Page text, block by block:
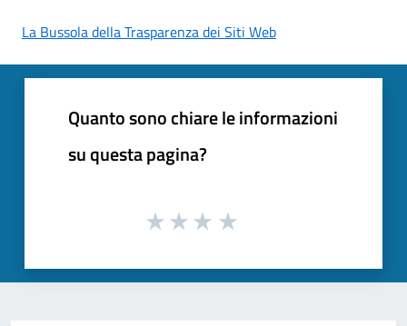
La Bussola della Trasparenza dei Siti Web
Quanto sono chiare le informazioni
su questa pagina?